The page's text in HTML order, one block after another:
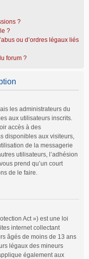
?
?
ou d’ordres légaux liés
forum ?
les administrateurs du
aux utilisateurs inscrits.
accès à des
disponibles aux visiteurs,
de la messagerie
utilisateurs, l’adhésion
prend qu’un court
de le faire.
Act ») est une loi
internet collectant
âgés de moins de 13 ans
légaux des mineurs
également aux